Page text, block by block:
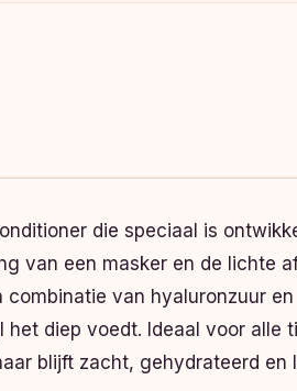
die speciaal is
van een masker en de lichte
van hyaluronzuur en
diep voedt. Ideaal voor alle
blijft zacht, gehydrateerd en